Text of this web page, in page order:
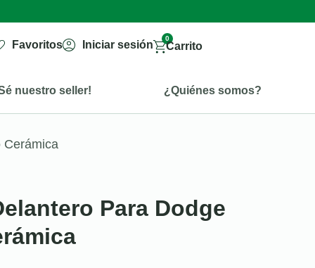
Favoritos Iniciar sesión
0
Carrito
nuestro seller! ¿Quiénes somos?
Para Dodge